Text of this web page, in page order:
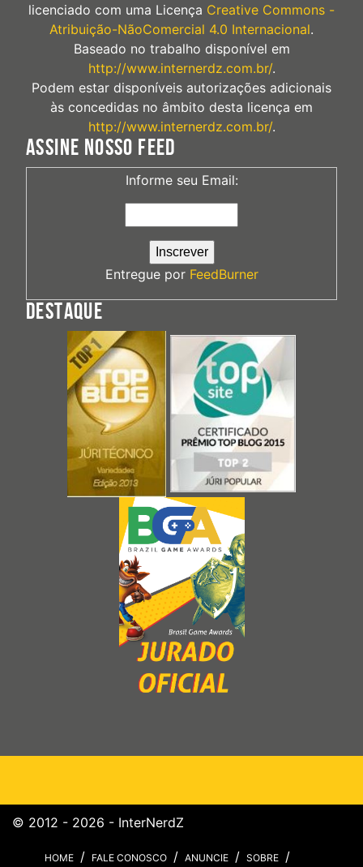
licenciado com uma Licença Creative Commons -
Atribuição-NãoComercial 4.0 Internacional.
Baseado no trabalho disponível em
http://www.internerdz.com.br/.
Podem estar disponíveis autorizações adicionais
às concedidas no âmbito desta licença em
http://www.internerdz.com.br/.
ASSINE NOSSO FEED
Informe seu Email:
Entregue por FeedBurner
DESTAQUE
© 2012 - 2026 - InterNerdZ
HOME FALE CONOSCO ANUNCIE SOBRE